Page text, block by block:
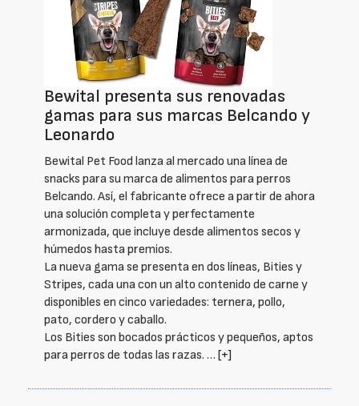
Bewital presenta sus renovadas
gamas para sus marcas Belcando y
Leonardo
Bewital Pet Food lanza al mercado una línea de
snacks para su marca de alimentos para perros
Belcando. Así, el fabricante ofrece a partir de ahora
una solución completa y perfectamente
armonizada, que incluye desde alimentos secos y
húmedos hasta premios.
La nueva gama se presenta en dos líneas, Bities y
Stripes, cada una con un alto contenido de carne y
disponibles en cinco variedades: ternera, pollo,
pato, cordero y caballo.
Los Bities son bocados prácticos y pequeños, aptos
para perros de todas las razas. … [+]